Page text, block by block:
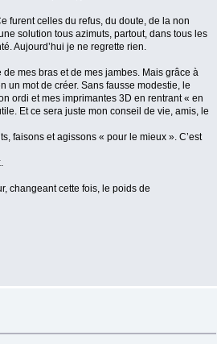
furent celles du refus, du doute, de la non
solution tous azimuts, partout, dans tous les
Aujourd’hui je ne regrette rien.
de mes bras et de mes jambes. Mais grâce à
un mot de créer. Sans fausse modestie, le
ordi et mes imprimantes 3D en rentrant « en
Et ce sera juste mon conseil de vie, amis, le
faisons et agissons « pour le mieux ». C’est
changeant cette fois, le poids de